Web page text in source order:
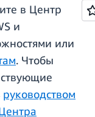
в Центр
и
или
. Чтобы
руководством